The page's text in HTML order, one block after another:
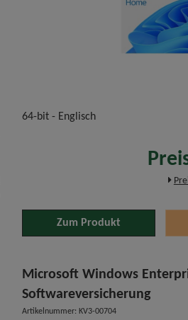
64-bit - Englisch
Zum Produkt
Microsoft Windows
Softwareversicherung
Artikelnummer: KV3-00704